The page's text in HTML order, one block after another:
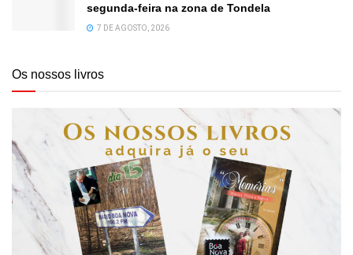
segunda-feira na zona de Tondela
7 DE AGOSTO, 2026
Os nossos livros